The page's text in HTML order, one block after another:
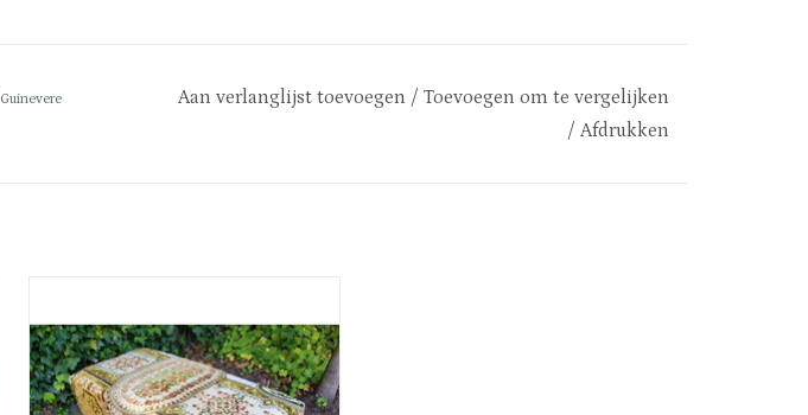
Guinevere Aan verlanglijst toevoegen / Toevoegen om te vergelijken
/ Afdrukken
45cm breed en 37cm hoog. Deze poef is
verkocht maar een vergelijkbaar model kan in
opdracht gemaakt worden afhankelijk van de
voorraad kleedjes.